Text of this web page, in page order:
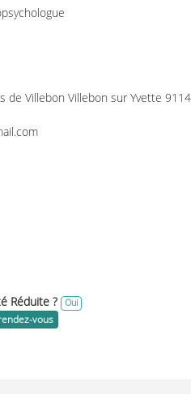
de Villebon Villebon sur Yvette
Réduite ? Oui
vous